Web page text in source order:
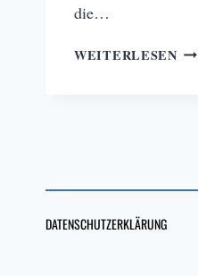
die…
WEITERLESENDIE
DATENSCHUTZERKLÄRUNG